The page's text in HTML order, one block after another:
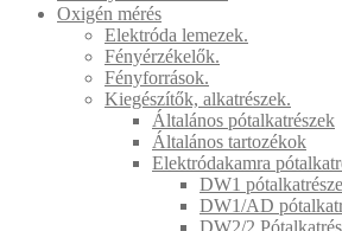
Oxigén mérés
Elektróda lemezek.
Fényérzékelők.
Fényforrások.
Kiegészítők, alkatrészek.
Általános pótalkatrészek
Általános tartozékok
Elektródakamra
DW1
DW1/AD
DW2/2